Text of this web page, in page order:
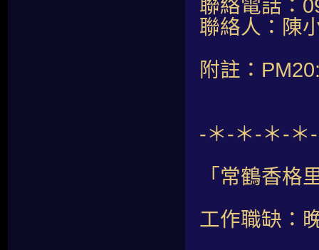
聯絡電話：
聯絡人：陳
附註：
-＊-＊-＊-＊
「常鶴香格
工作職缺：